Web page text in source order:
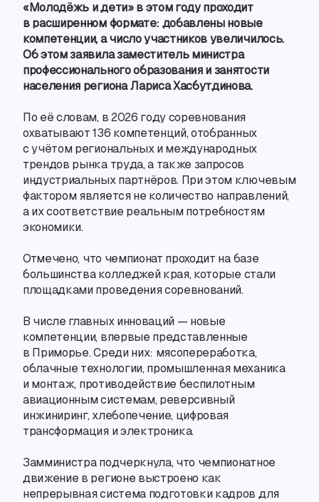
«Молодёжь и дети» в этом году проходит
в расширенном формате: добавлены новые
компетенции, а число участников увеличилось.
Об этом заявила заместитель министра
профессионального образования и занятости
населения региона Лариса Хасбутдинова.
По её словам, в 2026 году соревнования
охватывают 136 компетенций,отобранных
с учётом региональных и международных
трендов рынка труда,а также запросов
индустриальных партнёров. При этом ключевым
фактором является не количество направлений,
а их соответствие реальным потребностям
экономики.
Отмечено, что чемпионат проходит на базе
большинства колледжей края, которые стали
площадками проведения соревнований.
В числе главных инноваций — новые
компетенции, впервые представленные
в Приморье. Среди них: мясопереработка,
облачные технологии, промышленная механика
и монтаж, противодействие беспилотным
авиационным системам, реверсивный
инжиниринг, хлебопечение, цифровая
трансформация и электроника.
Замминистра подчеркнула, что чемпионатное
движение в регионе выстроено как
непрерывная система подготовки кадров для